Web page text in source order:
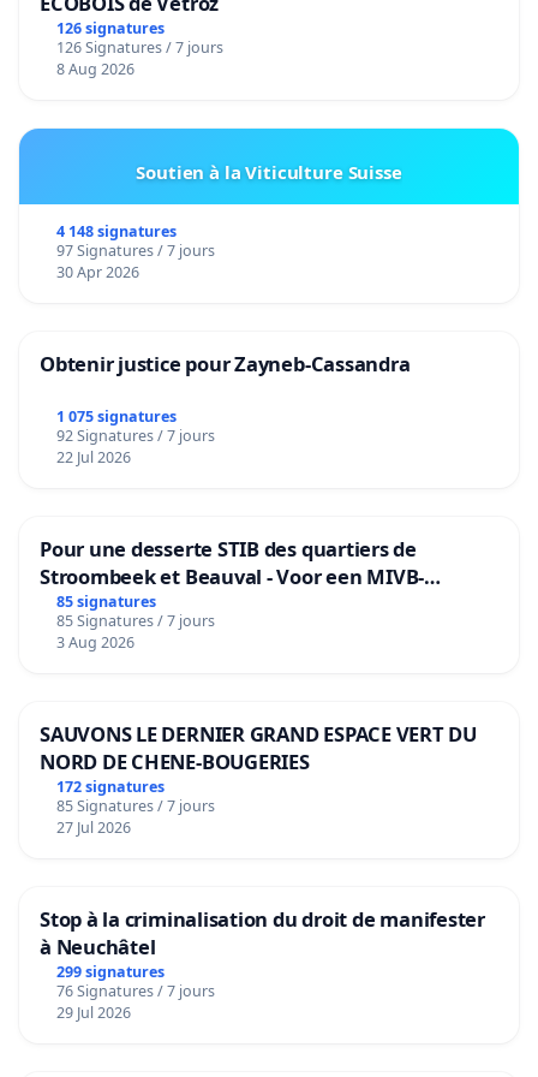
126 signatures
126 Signatures / 7 jours
8 Aug 2026
Soutien à la Viticulture Suisse
4 148 signatures
97 Signatures / 7 jours
30 Apr 2026
Obtenir justice pour Zayneb-Cassandra
1 075 signatures
92 Signatures / 7 jours
22 Jul 2026
Pour une desserte STIB des quartiers de
Stroombeek et Beauval - Voor een MIVB-
bediening van de wijken Strombeek en Het
Voor
85 signatures
85 Signatures / 7 jours
3 Aug 2026
SAUVONS LE DERNIER GRAND ESPACE VERT DU
NORD DE CHENE-BOUGERIES
172 signatures
85 Signatures / 7 jours
27 Jul 2026
Stop à la criminalisation du droit de manifester
à Neuchâtel
299 signatures
76 Signatures / 7 jours
29 Jul 2026